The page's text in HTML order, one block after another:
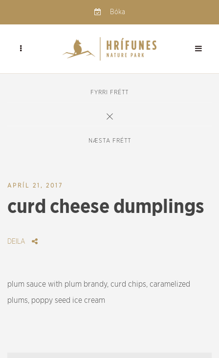
Bóka
FYRRI FRÉTT
NÆSTA FRÉTT
APRÍL 21, 2017
curd cheese dumplings
DEILA
plum sauce with plum brandy, curd chips, caramelized
plums, poppy seed ice cream